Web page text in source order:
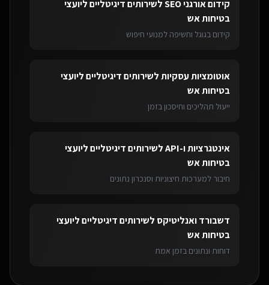
קידום אורגני SEO לשירותים דיגיטליים ליועצי
בטיחות אש
קידום בגוגל וחשיפה למנועי חיפוש
אוטומציות עסקיותלשירותים דיגיטליים ליועצי
בטיחות אש
ייעול תהליכים וחיסכון בזמן
אינטגרציות ו-API לשירותים דיגיטליים ליועצי
בטיחות אש
חיבור למערכות חיצוניות וסנכרון נתונים
דשבורד ואנליטיקס לשירותים דיגיטליים ליועצי
בטיחות אש
דוחות ונתונים בזמן אמת